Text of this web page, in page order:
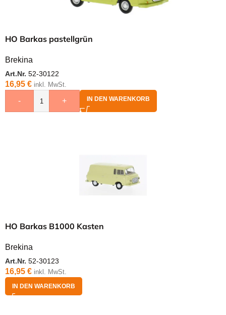
HO Barkas pastellgrün
Brekina
Art.Nr. 52-30122
16,95 € inkl. MwSt.
- + IN DEN WARENKORB
HO Barkas B1000 Kasten
Brekina
Art.Nr. 52-30123
16,95 € inkl. MwSt.
IN DEN WARENKORB